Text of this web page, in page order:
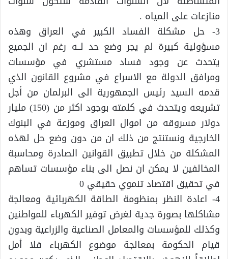
منازعات على المياه .
3- حل مشكلة الفساد الكبير في العراق وهذه
مسؤولية كبيرة لم يجر وضع حد لــه رغم ان الجميع
يتحدث عن وجود فساد مستشري في مؤسسات
ومرافق الدولة مع الاسراع في مشروع القانون الذي
قدمه السيد رئيس الجمهورية الى البرلمان من أجل
تشريعه ويتحدث في كلمته بوجود اكثر من (150) مليار
دولار مسروقه من اموال العراق وموزعة في البنوك
الخارجية ونستنتج من ذلك ان من دون وضع حل لهذه
المشكلة من خلال تطبيق القوانين الصادرة ومحاسبة
المخالفين لا يمكن ان نصل الى بناء مؤسسات تساهم
في تحقيق اقتصاد تنموي حقيقي 0
4- اعادة النظر بمنظومة الطاقة الكهربائية ومعالجة
مشاكلها بصورة جدية لغرض توفير الكهرباء للمواطنين
وكذلك للمؤسسات والمعامل الصناعية والزراعية وبدون
قيام الحكومة بمعالجة موضوع الكهرباء فلا أمل